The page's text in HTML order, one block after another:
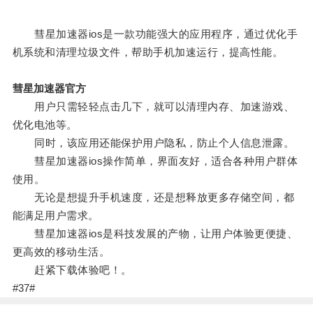
彗星加速器ios是一款功能强大的应用程序，通过优化手
机系统和清理垃圾文件，帮助手机加速运行，提高性能。
彗星加速器官方
用户只需轻轻点击几下，就可以清理内存、加速游戏、
优化电池等。
同时，该应用还能保护用户隐私，防止个人信息泄露。
彗星加速器ios操作简单，界面友好，适合各种用户群体
使用。
无论是想提升手机速度，还是想释放更多存储空间，都
能满足用户需求。
彗星加速器ios是科技发展的产物，让用户体验更便捷、
更高效的移动生活。
赶紧下载体验吧！。
#37#